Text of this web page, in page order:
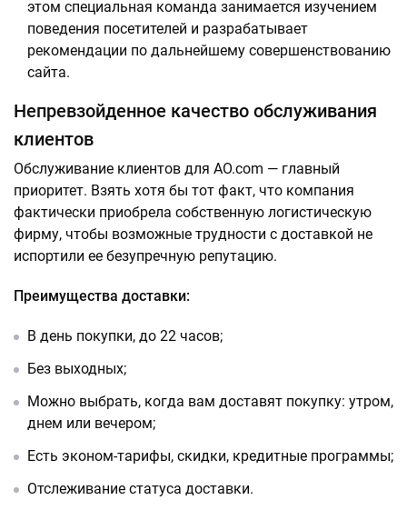
этом специальная команда занимается изучением
поведения посетителей и разрабатывает
рекомендации по дальнейшему совершенствованию
сайта.
Непревзойденное качество обслуживания
клиентов
Обслуживание клиентов для AO.com — главный
приоритет. Взять хотя бы тот факт, что компания
фактически приобрела собственную логистическую
фирму, чтобы возможные трудности с доставкой не
испортили ее безупречную репутацию.
Преимущества доставки:
В день покупки, до 22 часов;
Без выходных;
Можно выбрать, когда вам доставят покупку: утром,
днем или вечером;
Есть эконом-тарифы, скидки, кредитные программы;
Отслеживание статуса доставки.